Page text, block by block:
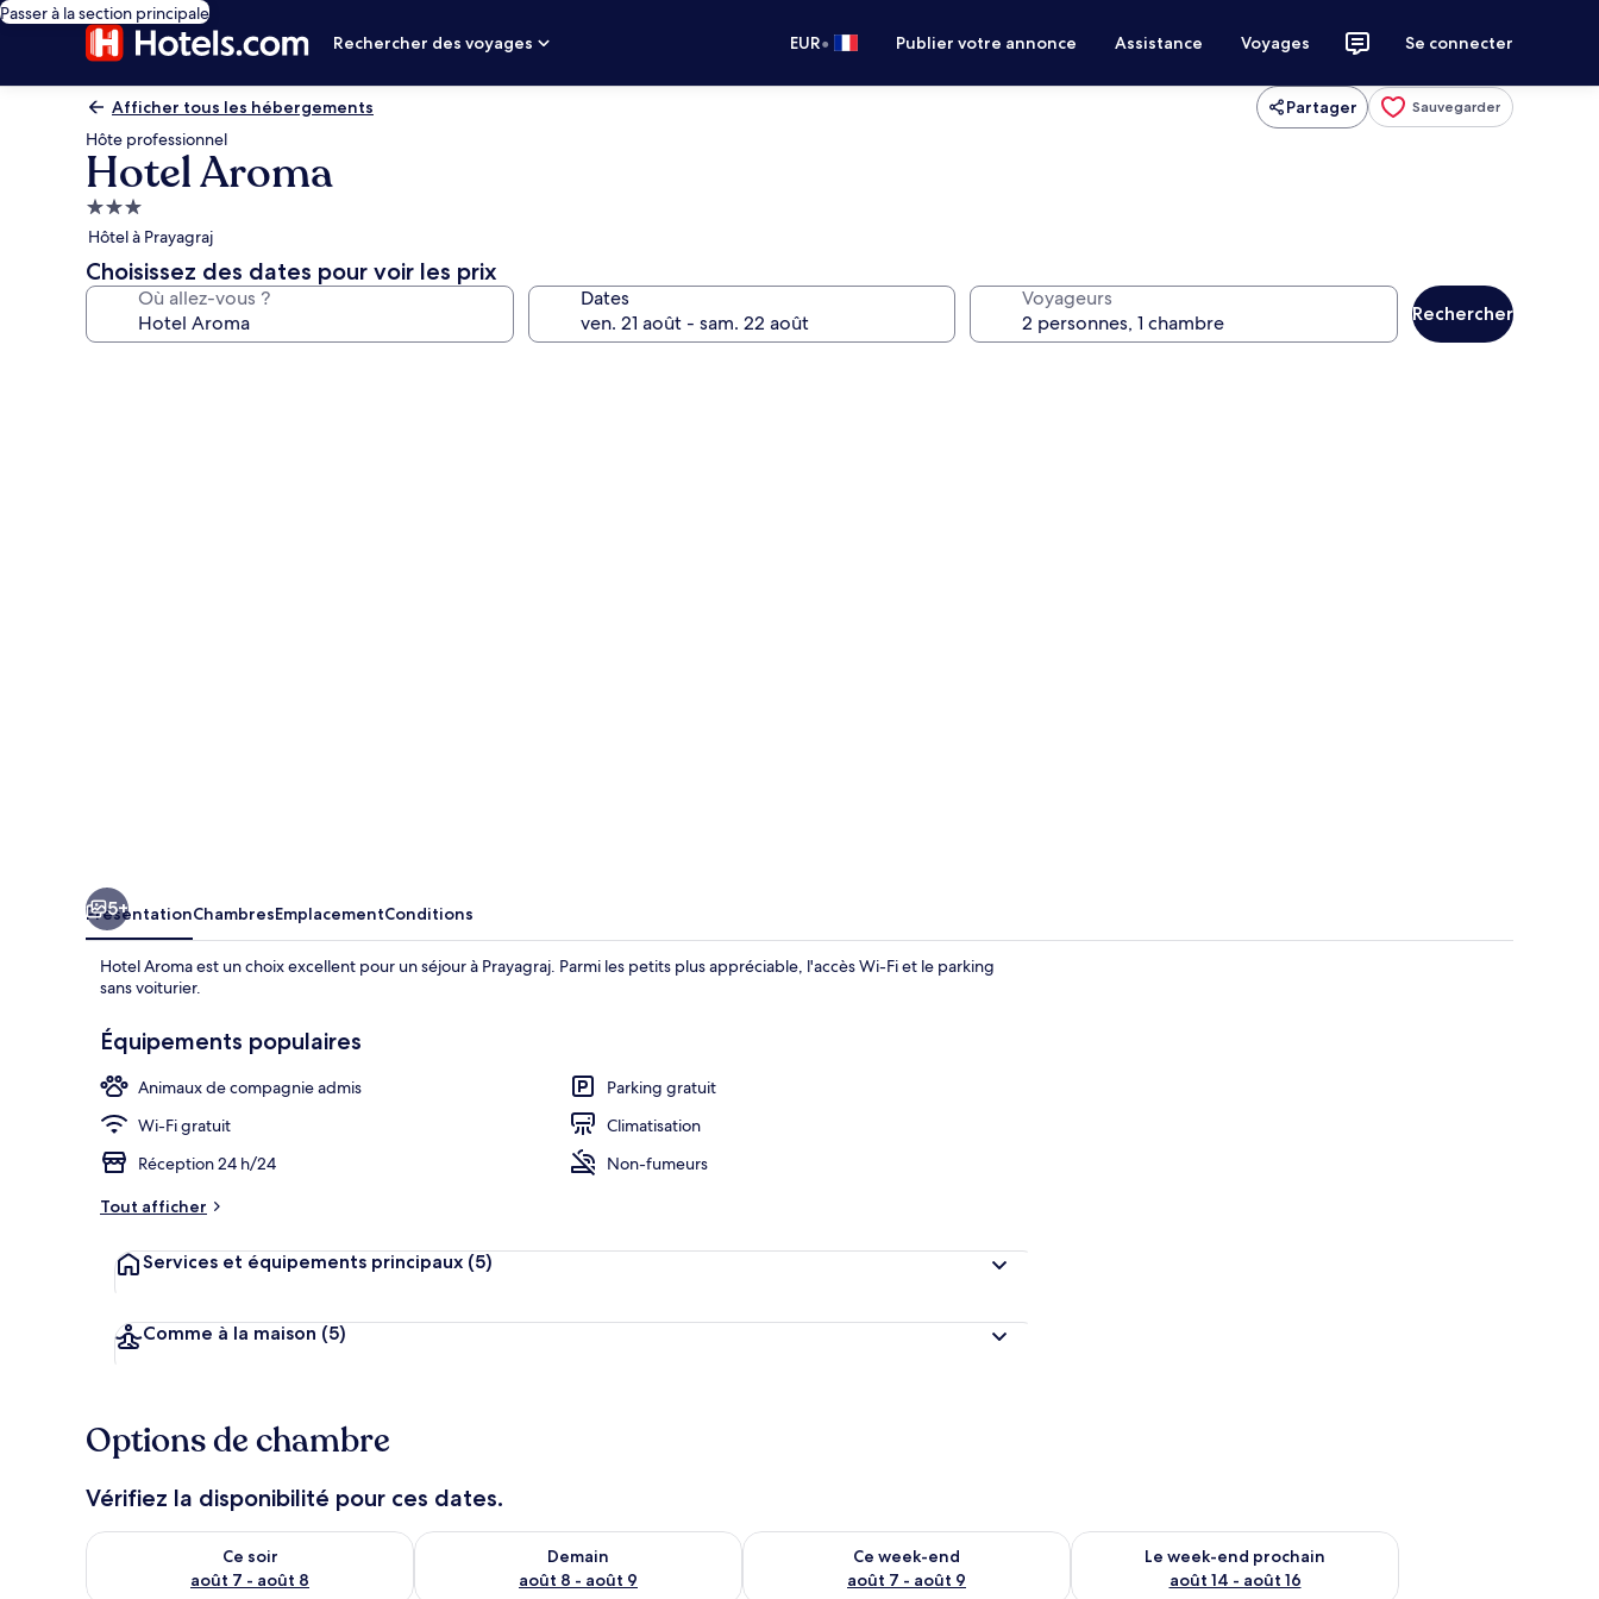
Passer à la section principale
Rechercher des voyages
EUR• Publier votre annonce Assistance Voyages Se connecter
Afficher tous les hébergements Partager Sauvegarder
Hôte professionnel
Hotel Aroma
Hébergement
3.0 étoiles
Hôtel à Prayagraj
Choisissez des dates pour voir les prix
Où allez-vous ? Dates Voyageurs
Rechercher
5+
PrésentationChambresEmplacementConditions
Hotel Aroma est un choix excellent pour un séjour à Prayagraj. Parmi les petits plus appréciable, l'accès Wi-Fi et le parking
sans voiturier.
Équipements populaires
Animaux de compagnie admis
Parking gratuit
Wi-Fi gratuit
Climatisation
Réception 24 h/24
Non-fumeurs
Tout afficher
Services et équipements principaux (5)
Comme à la maison (5)
Options de chambre
Vérifiez la disponibilité pour ces dates.
Ce soir
août 7 - août 8
Vérifier la disponibilité pour ce soir août 7 - août 8
Demain
août 8 - août 9
Vérifier la disponibilité pour demain août 8 - août 9
Ce week-end
août 7 - août 9
Vérifier la disponibilité pour ce week-end août 7 - août 9
Le week-end prochain
août 14 - août 16
Vérifier la disponibilité pour le week-end prochain août 14 -